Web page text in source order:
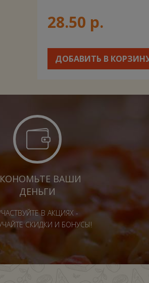
28.50 р.
ДОБАВИТЬ В
ВАШИ
ДЕНЬГИ
В АКЦИЯХ -
СКИДКИ И БОНУСЫ!